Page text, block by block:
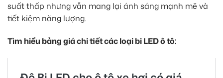
suất thấp nhưng vẫn mang lại ánh sáng mạnh mẽ và
tiết kiệm năng lượng.
Tìm hiểu bảng giá chi tiết các loại bi LED ô tô: